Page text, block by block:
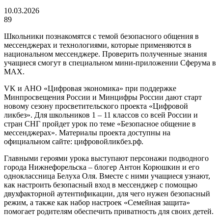
10.03.2026
89
Школьники познакомятся с темой безопасного общения в
мессенджерах и технологиями, которые применяются в
национальном мессенджере. Проверить полученные знания
учащиеся смогут в специальном мини-приложении Сферума в
MAX.
VK и АНО «Цифровая экономика» при поддержке
Минпросвещения России и Минцифры России дают старт
новому сезону просветительского проекта «Цифровой
ликбез». Для школьников 1 – 11 классов со всей России и
стран СНГ пройдет урок по теме «Безопасное общение в
мессенджерах». Материалы проекта доступны на
официальном сайте: цифровойликбез.рф.
Главными героями урока выступают персонажи подводного
города Нижнефорельска – блогер Антон Корюшкин и его
одноклассница Белуха Оля. Вместе с ними учащиеся узнают,
как настроить безопасный вход в мессенджер с помощью
двухфакторной аутентификации, для чего нужен безопасный
режим, а также как набор настроек «Семейная защита»
помогает родителям обеспечить приватность для своих детей.